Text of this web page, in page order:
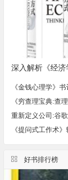
《金钱心理学》
《穷查理宝典:查
重新定义公司:谷
《提问式工作术
好书排行榜